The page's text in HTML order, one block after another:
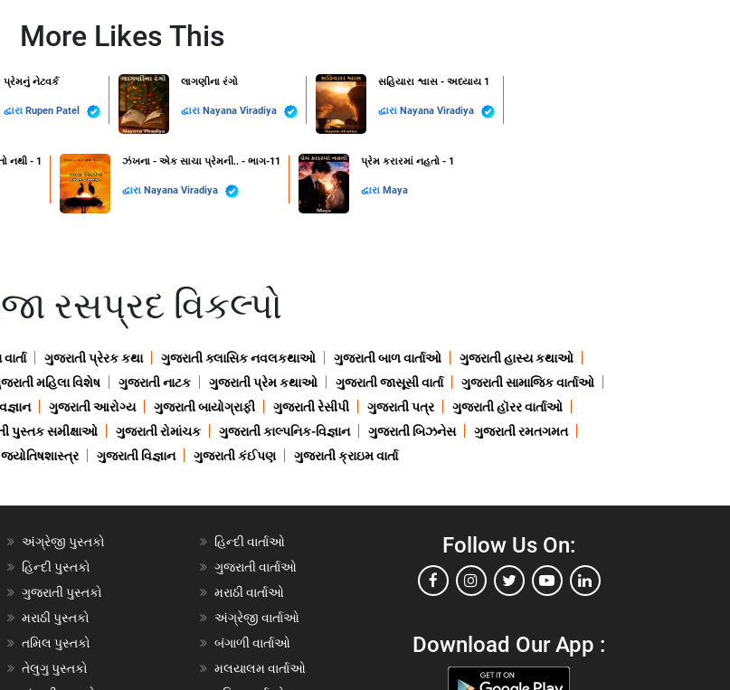
More Likes This
પ્રેમનું નેટવર્ક
દ્વારા Rupen Patel
લાગણીના રંગો
દ્વારા Nayana Viradiya
સહિયારા શ્વાસ - અધ્યાય 1
દ્વારા Nayana Viradiya
નથી - 1 ઝંખના - એક સાચા પ્રેમની.. - ભાગ-11
દ્વારા Nayana Viradiya
પ્રેમ કરારમાં નહતો - 1
દ્વારા Maya
રસપ્રદ વિકલ્પો
ગુજરાતી પ્રેરક કથા ગુજરાતી ક્લાસિક નવલકથાઓ ગુજરાતી બાળ વાર્તાઓ
ગુજરાતી હાસ્ય કથાઓ
મહિલા વિશેષ ગુજરાતી નાટક ગુજરાતી પ્રેમ કથાઓ ગુજરાતી જાસૂસી વાર્તા
ગુજરાતી સામાજિક વાર્તાઓ
ગુજરાતી આરોગ્ય ગુજરાતી બાયોગ્રાફી ગુજરાતી રેસીપી ગુજરાતી પત્ર
ગુજરાતી હૉરર વાર્તાઓ
પુસ્તક સમીક્ષાઓ ગુજરાતી રોમાંચક ગુજરાતી કાલ્પનિક-વિજ્ઞાન ગુજરાતી બિઝનેસ
ગુજરાતી રમતગમત
ગુજરાતી વિજ્ઞાન ગુજરાતી કંઈપણ ગુજરાતી ક્રાઇમ વાર્તા
અંગ્રેજી પુસ્તકો
હિન્દી પુસ્તકો
ગુજરાતી પુસ્તકો
મરાઠી પુસ્તકો
તમિલ પુસ્તકો
તેલુગુ પુસ્તકો
હિન્દી વાર્તાઓ
ગુજરાતી વાર્તાઓ
મરાઠી વાર્તાઓ
અંગ્રેજી વાર્તાઓ
બંગાળી વાર્તાઓ
મલયાલમ વાર્તાઓ
Follow Us On:
Download Our App :